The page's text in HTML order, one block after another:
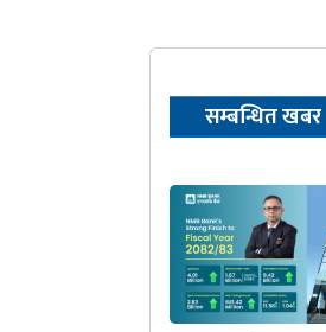
सम्बन्धित खबर